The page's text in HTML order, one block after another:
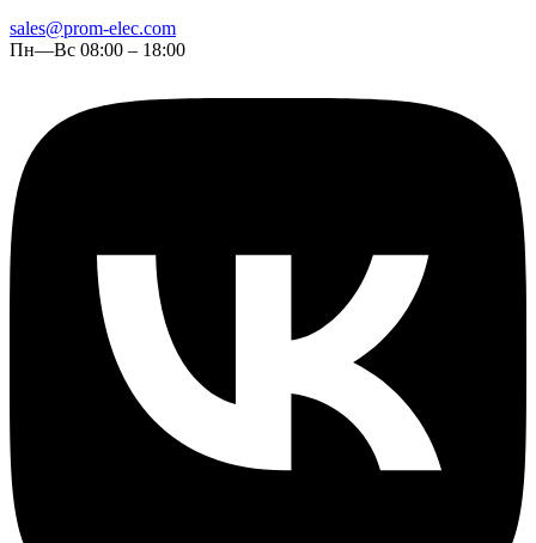
sales@prom-elec.com
Пн—Вс 08:00 – 18:00